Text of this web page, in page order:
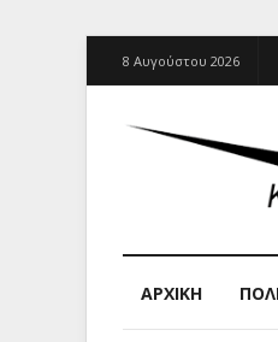
8 Αυγούστου 2026
ΑΡΧΙΚΉ